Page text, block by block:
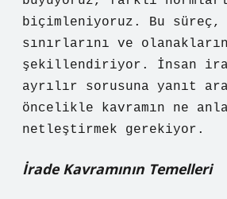
biçimleniyoruz. Bu süreç,
sınırlarını ve
şekillendiriyor. İnsan
ayrılır sorusuna yanıt
öncelikle kavramın ne
netleştirmek gerekiyor.
İrade Kavramının Temelleri